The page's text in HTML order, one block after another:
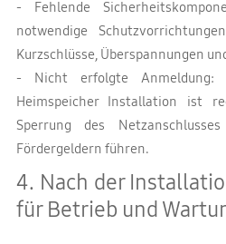
- Fehlende
notwendige
Kurzschlüsse, Überspannungen
- Nicht erfolgte Anmeldung:
Heimspeicher Installation ist
Sperrung des
Fördergeldern führen.
4. Nach der
für Betrieb und